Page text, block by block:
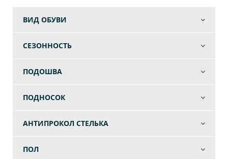
ВИД ОБУВИ
СЕЗОННОСТЬ
ПОДОШВА
ПОДНОСОК
АНТИПРОКОЛ СТЕЛЬКА
ПОЛ